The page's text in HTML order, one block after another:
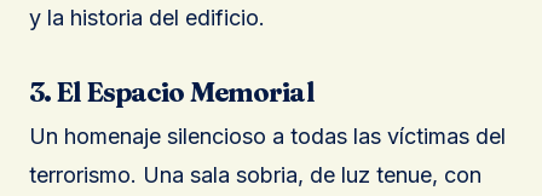
y la historia del edificio.
3. El Espacio Memorial
Un homenaje silencioso a todas las víctimas del
terrorismo. Una sala sobria, de luz tenue, con